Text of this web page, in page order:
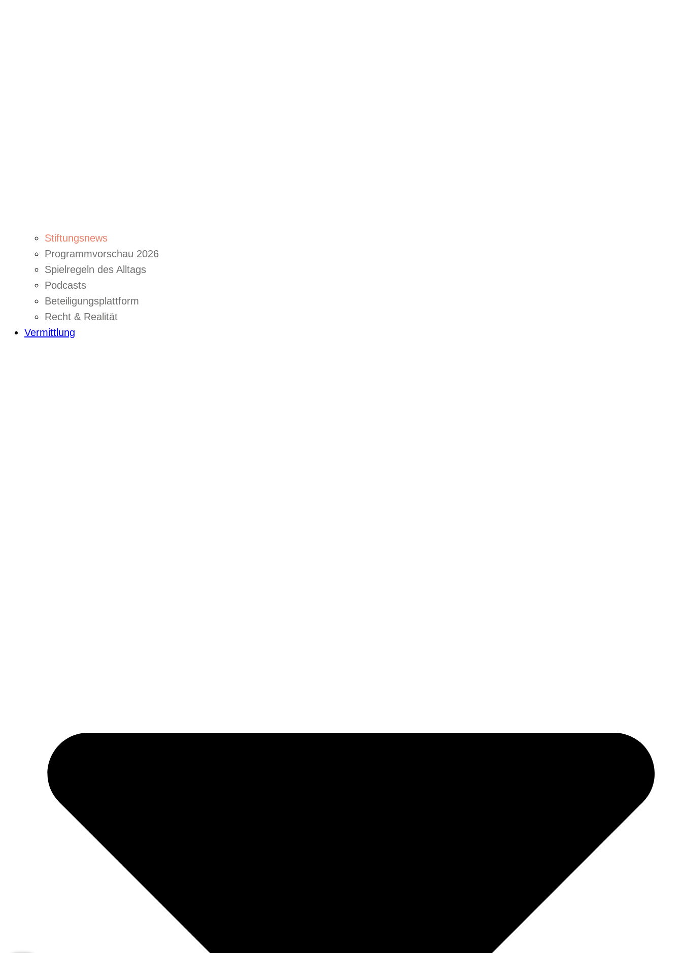
Stiftungsnews
Programmvorschau 2026
Spielregeln des Alltags
Podcasts
Beteiligungsplattform
Recht & Realität
Vermittlung